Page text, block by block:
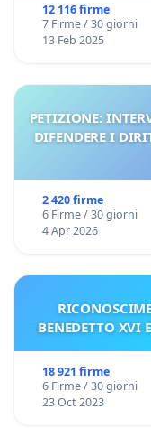
12 116 firme
7 Firme / 30 giorni
13 Feb 2025
PETIZIONE:
DIFENDERE I
2 420 firme
6 Firme / 30 giorni
4 Apr 2026
BENEDETTO XVI
18 921 firme
6 Firme / 30 giorni
23 Oct 2023